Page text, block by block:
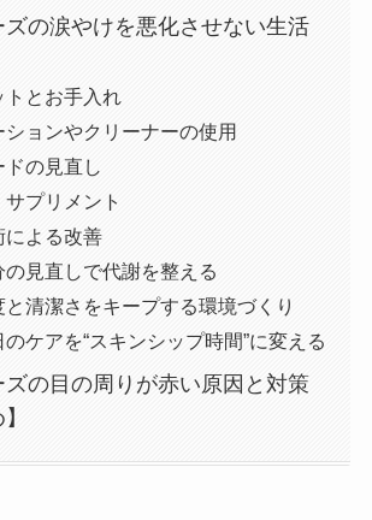
ズの涙やけを悪化させない生活
トとお手入れ
ションやクリーナーの使用
ドの見直し
サプリメント
による改善
の見直しで代謝を整える
と清潔さをキープする環境づくり
のケアを“スキンシップ時間”に変える
ズの目の周りが赤い原因と対策